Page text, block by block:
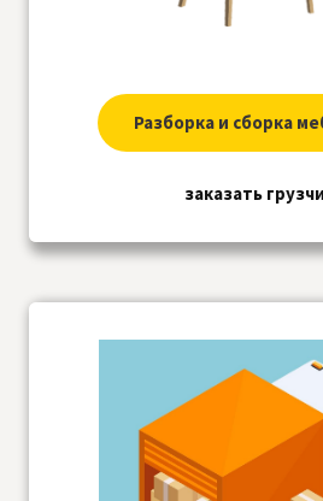
Разборка и сборка
заказать